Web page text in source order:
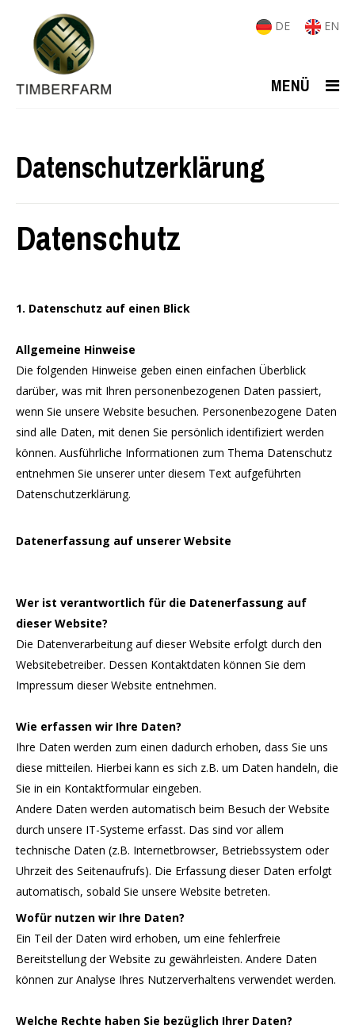
DE EN
MENÜ
Datenschutzerklärung
Datenschutz
1. Datenschutz auf einen Blick
Allgemeine Hinweise
Die folgenden Hinweise geben einen einfachen Überblick
darüber, was mit Ihren personenbezogenen Daten passiert,
wenn Sie unsere Website besuchen. Personenbezogene Daten
sind alle Daten, mit denen Sie persönlich identifiziert werden
können. Ausführliche Informationen zum Thema Datenschutz
entnehmen Sie unserer unter diesem Text aufgeführten
Datenschutzerklärung.
Datenerfassung auf unserer Website
Wer ist verantwortlich für die Datenerfassung auf
dieser Website?
Die Datenverarbeitung auf dieser Website erfolgt durch den
Websitebetreiber. Dessen Kontaktdaten können Sie dem
Impressum dieser Website entnehmen.
Wie erfassen wir Ihre Daten?
Ihre Daten werden zum einen dadurch erhoben, dass Sie uns
diese mitteilen. Hierbei kann es sich z.B. um Daten handeln, die
Sie in ein Kontaktformular eingeben.
Andere Daten werden automatisch beim Besuch der Website
durch unsere IT-Systeme erfasst. Das sind vor allem
technische Daten (z.B. Internetbrowser, Betriebssystem oder
Uhrzeit des Seitenaufrufs). Die Erfassung dieser Daten erfolgt
automatisch, sobald Sie unsere Website betreten.
Wofür nutzen wir Ihre Daten?
Ein Teil der Daten wird erhoben, um eine fehlerfreie
Bereitstellung der Website zu gewährleisten. Andere Daten
können zur Analyse Ihres Nutzerverhaltens verwendet werden.
Welche Rechte haben Sie bezüglich Ihrer Daten?